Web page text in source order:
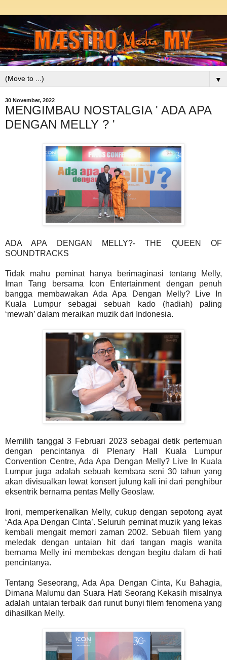
▼
30 November, 2022
MENGIMBAU NOSTALGIA ' ADA APA
DENGAN MELLY ? '
ADA APA DENGAN MELLY?- THE QUEEN OF
SOUNDTRACKS
Tidak mahu peminat hanya berimaginasi tentang Melly,
Iman Tang bersama Icon Entertainment dengan penuh
bangga membawakan Ada Apa Dengan Melly? Live In
Kuala Lumpur sebagai sebuah kado (hadiah) paling
‘mewah’ dalam meraikan muzik dari Indonesia.
Memilih tanggal 3 Februari 2023 sebagai detik pertemuan
dengan pencintanya di Plenary Hall Kuala Lumpur
Convention Centre, Ada Apa Dengan Melly? Live In Kuala
Lumpur juga adalah sebuah kembara seni 30 tahun yang
akan divisualkan lewat konsert julung kali ini dari penghibur
eksentrik bernama pentas Melly Geoslaw.
Ironi, memperkenalkan Melly, cukup dengan sepotong ayat
‘Ada Apa Dengan Cinta’. Seluruh peminat muzik yang lekas
kembali mengait memori zaman 2002. Sebuah filem yang
meledak dengan untaian hit dari tangan magis wanita
bernama Melly ini membekas dengan begitu dalam di hati
pencintanya.
Tentang Seseorang, Ada Apa Dengan Cinta, Ku Bahagia,
Dimana Malumu dan Suara Hati Seorang Kekasih misalnya
adalah untaian terbaik dari runut bunyi filem fenomena yang
dihasilkan Melly.